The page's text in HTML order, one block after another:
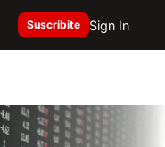
Suscribite Sign In